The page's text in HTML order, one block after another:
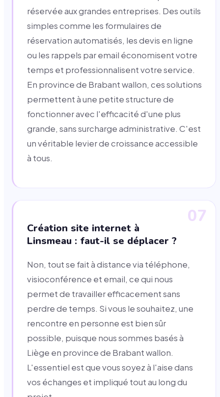
réservée aux grandes entreprises. Des outils
simples comme les formulaires de
réservation automatisés, les devis en ligne
ou les rappels par email économisent votre
temps et professionnalisent votre service.
En province de Brabant wallon, ces solutions
permettent à une petite structure de
fonctionner avec l'efficacité d'une plus
grande, sans surcharge administrative. C'est
un véritable levier de croissance accessible
à tous.
07
Création site internet à
Linsmeau : faut-il se déplacer ?
Non, tout se fait à distance via téléphone,
visioconférence et email, ce qui nous
permet de travailler efficacement sans
perdre de temps. Si vous le souhaitez, une
rencontre en personne est bien sûr
possible, puisque nous sommes basés à
Liège en province de Brabant wallon.
L'essentiel est que vous soyez à l'aise dans
vos échanges et impliqué tout au long du